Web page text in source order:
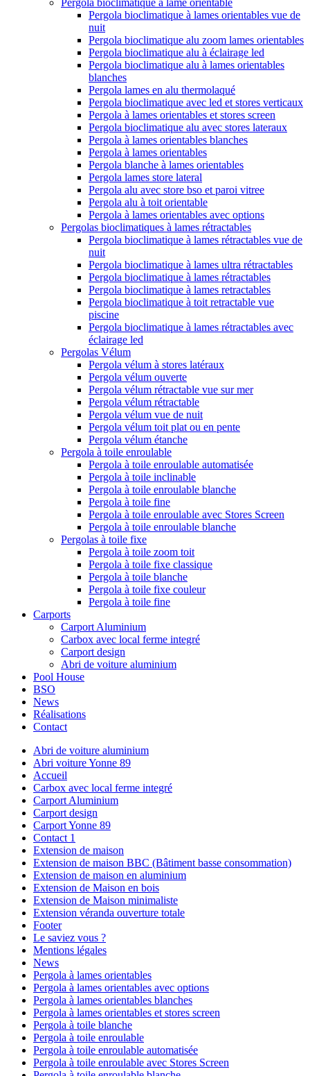
Pergola bioclimatique à lames orientables vue de
nuit
Pergola bioclimatique alu zoom lames orientables
Pergola bioclimatique alu à éclairage led
Pergola bioclimatique alu à lames orientables
blanches
Pergola lames en alu thermolaqué
Pergola bioclimatique avec led et stores verticaux
Pergola à lames orientables et stores screen
Pergola bioclimatique alu avec stores lateraux
Pergola à lames orientables blanches
Pergola à lames orientables
Pergola blanche à lames orientables
Pergola lames store lateral
Pergola alu avec store bso et paroi vitree
Pergola alu à toit orientable
Pergola à lames orientables avec options
Pergolas bioclimatiques à lames rétractables
Pergola bioclimatique à lames rétractables vue de
nuit
Pergola bioclimatique à lames ultra rétractables
Pergola bioclimatique à lames rétractables
Pergola bioclimatique à lames retractables
Pergola bioclimatique à toit retractable vue
piscine
Pergola bioclimatique à lames rétractables avec
éclairage led
Pergolas Vélum
Pergola vélum à stores latéraux
Pergola vélum ouverte
Pergola vélum rétractable vue sur mer
Pergola vélum rétractable
Pergola vélum vue de nuit
Pergola vélum toit plat ou en pente
Pergola vélum étanche
Pergola à toile enroulable
Pergola à toile enroulable automatisée
Pergola à toile inclinable
Pergola à toile enroulable blanche
Pergola à toile fine
Pergola à toile enroulable avec Stores Screen
Pergola à toile enroulable blanche
Pergolas à toile fixe
Pergola à toile zoom toit
Pergola à toile fixe classique
Pergola à toile blanche
Pergola à toile fixe couleur
Pergola à toile fine
Carports
Carport Aluminium
Carbox avec local ferme integré
Carport design
Abri de voiture aluminium
Pool House
BSO
News
Réalisations
Contact
Abri de voiture aluminium
Abri voiture Yonne 89
Accueil
Carbox avec local ferme integré
Carport Aluminium
Carport design
Carport Yonne 89
Contact 1
Extension de maison
Extension de maison BBC (Bâtiment basse consommation)
Extension de maison en aluminium
Extension de Maison en bois
Extension de Maison minimaliste
Extension véranda ouverture totale
Footer
Le saviez vous ?
Mentions légales
News
Pergola à lames orientables
Pergola à lames orientables avec options
Pergola à lames orientables blanches
Pergola à lames orientables et stores screen
Pergola à toile blanche
Pergola à toile enroulable
Pergola à toile enroulable automatisée
Pergola à toile enroulable avec Stores Screen